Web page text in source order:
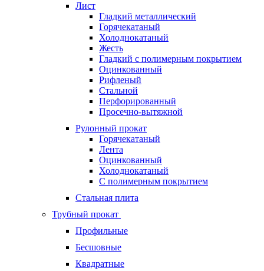
Лист
Гладкий металлический
Горячекатаный
Холоднокатаный
Жесть
Гладкий с полимерным покрытием
Оцинкованный
Рифленый
Стальной
Перфорированный
Просечно-вытяжной
Рулонный прокат
Горячекатаный
Лента
Оцинкованный
Холоднокатаный
С полимерным покрытием
Стальная плита
Трубный прокат
Профильные
Бесшовные
Квадратные